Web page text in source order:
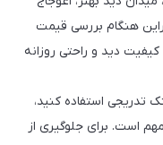
هنگام بررسی قیمت
دید و راحتی روزانه
تدریجی استفاده کنید،
است. برای جلوگیری از